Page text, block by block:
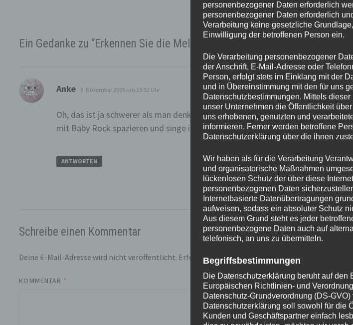
Ein Gedanke zu “Erkennen Sie die Melodie?
Anke sagt:
3. November 2006 um 15:52 Uhr
Oh, das ist ja schwerer als man denkt. Da guckst du schon viel fern und loost
mit Baby Rock spazieren und singe ihr dabei schön was vor…
ANTWORTEN
Schreibe einen Kommentar
Deine E-Mail-Adresse wird nicht veröffentlicht. Erforderliche Felder sind mit*markiert
KOMMENTAR *
personenbezogener Daten erforderlich
personenbezogener Daten erforderlich
Verarbeitung keine gesetzliche
Einwilligung der betroffenen Person ein.
Die Verarbeitung personenbezogener
der Anschrift, E-Mail-Adresse oder
Person, erfolgt stets im Einklang mit der
und in Übereinstimmung mit den für uns
Datenschutzbestimmungen. Mittels
unser Unternehmen die Öffentlichkeit
uns erhobenen, genutzten und
informieren. Ferner werden betroffene
Datenschutzerklärung über die ihnen
Wir haben als für die Verarbeitung
und organisatorische Maßnahmen
lückenlosen Schutz der über diese
personenbezogenen Daten
Internetbasierte Datenübertragungen
aufweisen, sodass ein absoluter Schutz
Aus diesem Grund steht es jeder
personenbezogene Daten auch auf
telefonisch, an uns zu übermitteln.
Begriffsbestimmungen
Die Datenschutzerklärung beruht auf den
Europäischen Richtlinien- und
Datenschutz-Grundverordnung (DS-
Datenschutzerklärung soll sowohl für die
Kunden und Geschäftspartner einfach